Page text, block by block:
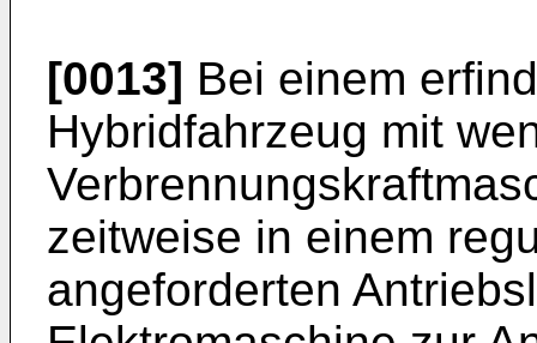
[0013] Bei einem
Hybridfahrzeug mit
zeitweise in einem
angeforderten